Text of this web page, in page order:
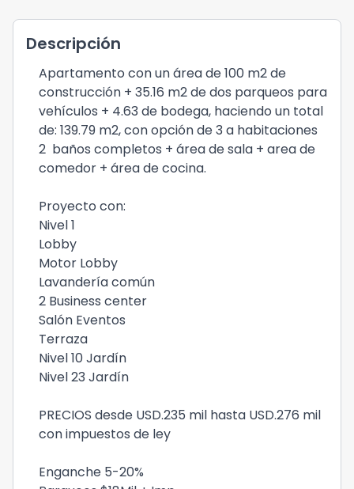
Descripción
Apartamento con un área de 100 m2 de
construcción + 35.16 m2 de dos parqueos para
vehículos + 4.63 de bodega, haciendo un total
de: 139.79 m2, con opción de 3 a habitaciones
2 baños completos + área de sala + area de
comedor + área de cocina.
Proyecto con:
Nivel 1
Lobby
Motor Lobby
Lavandería común
2 Business center
Salón Eventos
Terraza
Nivel 10 Jardín
Nivel 23 Jardín
PRECIOS desde USD.235 mil hasta USD.276 mil
con impuestos de ley
Enganche 5-20%